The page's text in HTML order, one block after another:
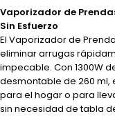
Vaporizador de
Sin Esfuerzo
El Vaporizador de
eliminar arrugas
impecable. Con 1300W
desmontable de 260 ml,
para el hogar o para
sin necesidad de tabla